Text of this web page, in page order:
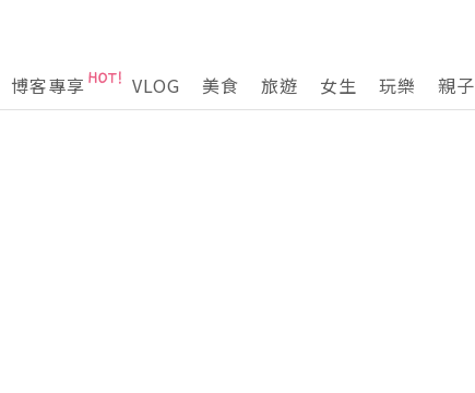
博客專享 VLOG 美食 旅遊 女生 玩樂 親子